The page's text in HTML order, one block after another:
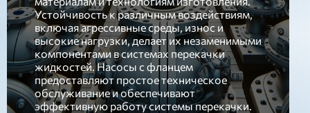
Устойчивость к различным воздействиям,
включая агрессивные среды, износ и
высокие нагрузки, делает их незаменимыми
компонентами в системах перекачки
жидкостей. Насосы с фланцем
предоставляют простое техническое
обслуживание и обеспечивают
эффективную работу системы перекачки.